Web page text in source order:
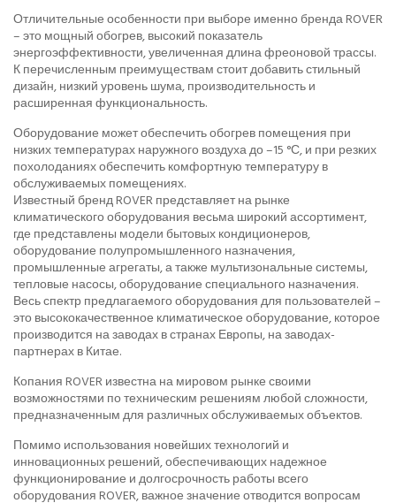
Отличительные особенности при выборе именно бренда ROVER
– это мощный обогрев, высокий показатель
энергоэффективности, увеличенная длина фреоновой трассы.
К перечисленным преимуществам стоит добавить стильный
дизайн, низкий уровень шума, производительность и
расширенная функциональность.
Оборудование может обеспечить обогрев помещения при
низких температурах наружного воздуха до –15 °С, и при резких
похолоданиях обеспечить комфортную температуру в
обслуживаемых помещениях.
Известный бренд ROVER представляет на рынке
климатического оборудования весьма широкий ассортимент,
где представлены модели бытовых кондиционеров,
оборудование полупромышленного назначения,
промышленные агрегаты, а также мультизональные системы,
тепловые насосы, оборудование специального назначения.
Весь спектр предлагаемого оборудования для пользователей –
это высококачественное климатическое оборудование, которое
производится на заводах в странах Европы, на заводах-
партнерах в Китае.
Копания ROVER известна на мировом рынке своими
возможностями по техническим решениям любой сложности,
предназначенным для различных обслуживаемых объектов.
Помимо использования новейших технологий и
инновационных решений, обеспечивающих надежное
функционирование и долгосрочность работы всего
оборудования ROVER, важное значение отводится вопросам